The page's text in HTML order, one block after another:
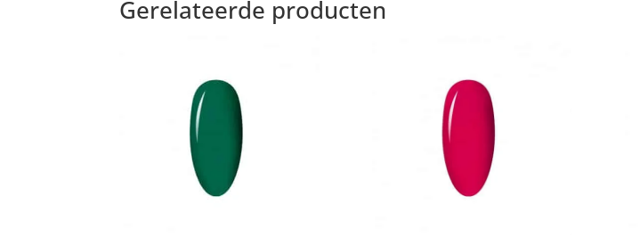
Gerelateerde producten